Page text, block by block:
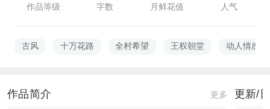
作品等级 字数 月鲜花值 人气
古风 十万花路 全村希望 王权朝堂 动人情感
作品简介 更多 更新/